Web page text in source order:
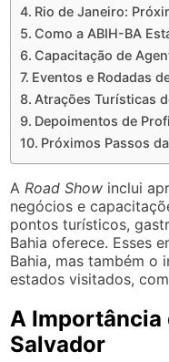
Rio de Janeiro:
Como a ABIH-BA
Capacitação de
Eventos e Rodadas
Atrações Turísticas
Depoimentos de
Próximos Passos
A Road Show inclui
negócios e
pontos turísticos,
Bahia oferece. Esses
Bahia, mas também o
estados visitados,
A Importância
Salvador